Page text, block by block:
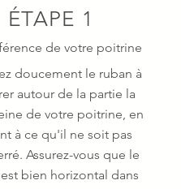
ÉTAPE 1
de votre poitrine
doucement le ruban à
autour de la partie la
de votre poitrine, en
à ce qu'il ne soit pas
Assurez-vous que le
bien horizontal dans